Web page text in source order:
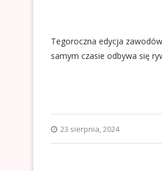
Tegoroczna edycja
samym czasie odbywa się
23 sierpnia, 2024